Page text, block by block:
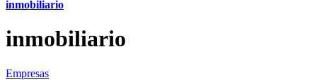
inmobiliario
inmobiliario
Empresas